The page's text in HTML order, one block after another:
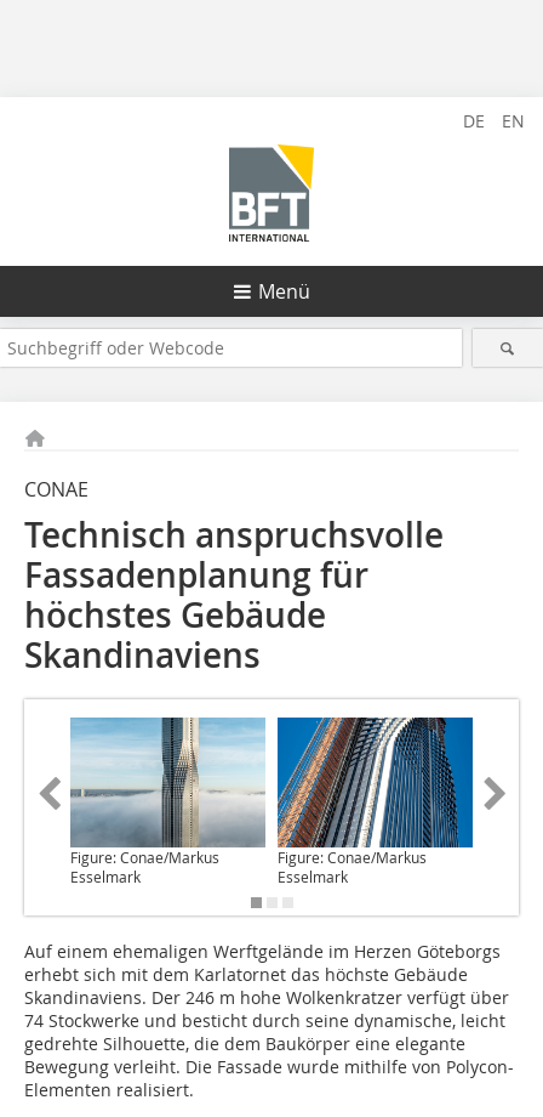
DE EN
Menü
CONAE
Technisch anspruchsvolle
Fassadenplanung für
höchstes Gebäude
Skandinaviens
Figure: Conae/Markus
Esselmark
Figure: Conae/Markus
Esselmark
Auf einem ehemaligen Werftgelände im Herzen Göteborgs
erhebt sich mit dem Karlatornet das höchste Gebäude
Skandinaviens. Der 246 m hohe Wolkenkratzer verfügt über
74 Stockwerke und besticht durch seine dynamische, leicht
gedrehte Silhouette, die dem Baukörper eine elegante
Bewegung verleiht. Die Fassade wurde mithilfe von Polycon-
Elementen realisiert.